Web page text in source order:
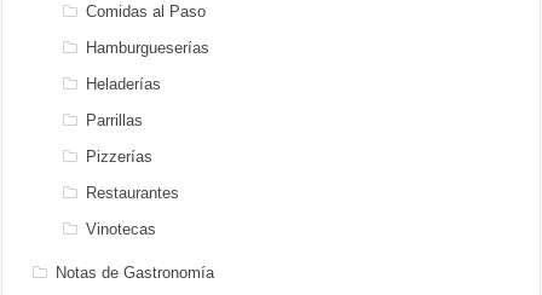
Comidas al Paso
Hamburgueserías
Heladerías
Parrillas
Pizzerías
Restaurantes
Vinotecas
Notas de Gastronomía